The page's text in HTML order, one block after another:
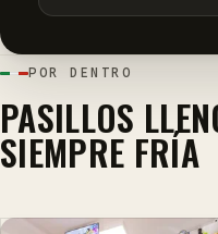
POR DENTRO
PASILLOS
SIEMPRE FRÍA